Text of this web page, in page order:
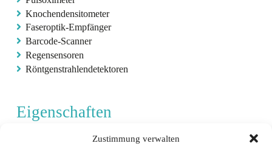
Zustimmung verwalten
Knochendensitometer
Faseroptik-Empfänger
Barcode-Scanner
Regensensoren
Röntgenstrahlendetektoren
Eigenschaften
Kundenspezifische Spezifikation